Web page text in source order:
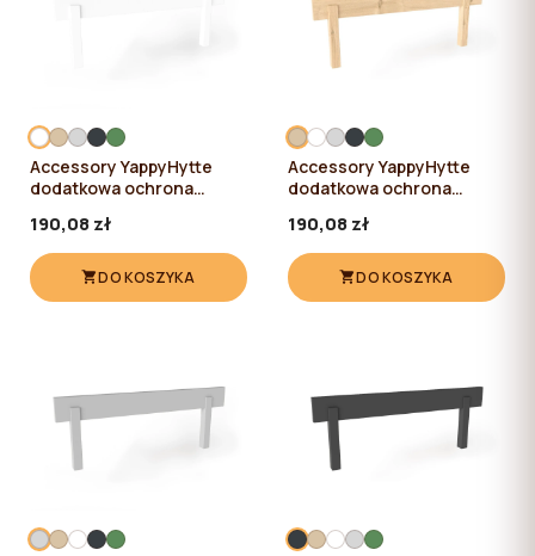
Accessory YappyHytte
dodatkowa ochrona
190,08 zł
DO KOSZYKA
Accessory YappyHytte
dodatkowa ochrona
190,08 zł
DO KOSZYKA